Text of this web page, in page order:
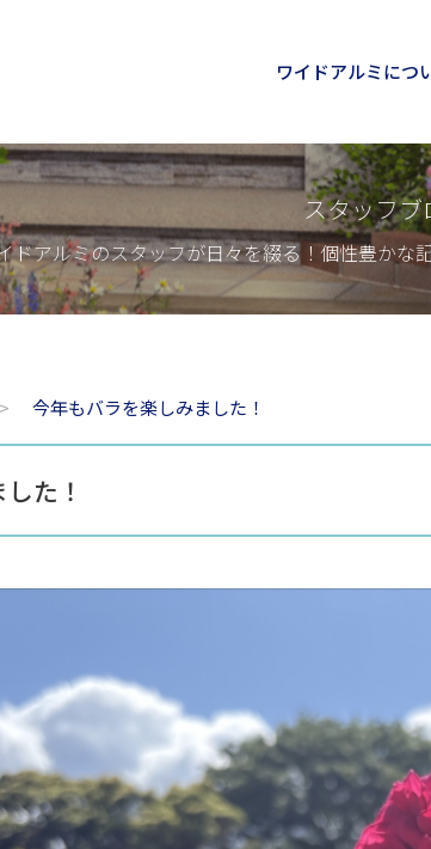
ワイドアルミにつ
スタッフブ
ドアルミのスタッフが日々を綴る！個性豊かな
今年もバラを楽しみました！
た！